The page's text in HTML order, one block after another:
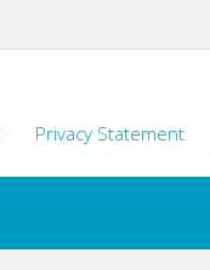
Privacy Statement